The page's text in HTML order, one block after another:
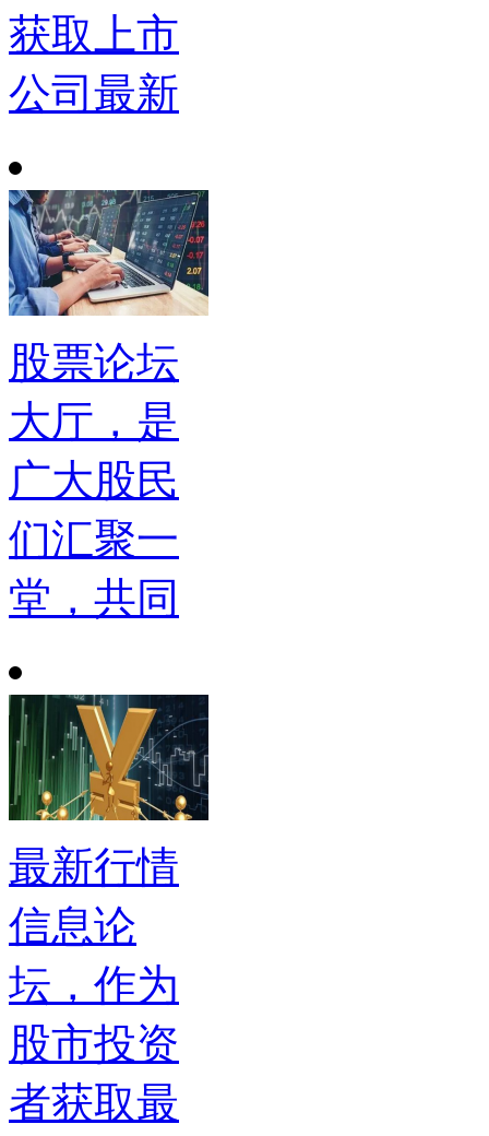
获取上市
公司最新
股票论坛
大厅，是
广大股民
们汇聚一
堂，共同
最新行情
信息论
坛，作为
股市投资
者获取最